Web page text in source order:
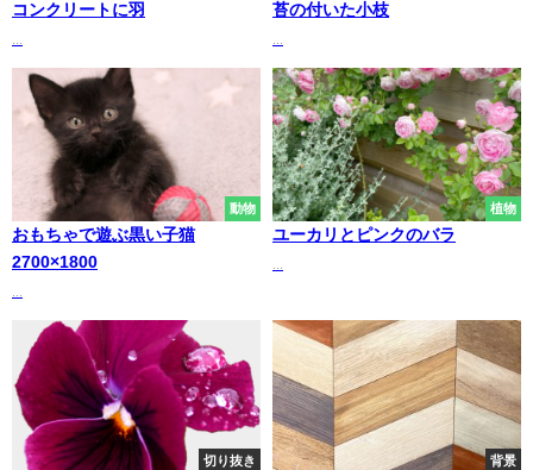
コンクリートに羽 苔の付いた小枝
動物
おもちゃで遊ぶ黒い子猫
2700×1800
植物
ユーカリとピンクのバラ
切り抜き 背景